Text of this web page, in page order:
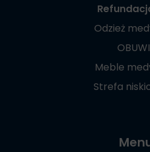
Odzież
Meble
Strefa